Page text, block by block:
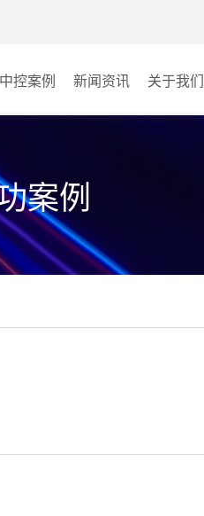
控
控系统
室系统
中控案例
云控教室
其它
新闻资讯 关于我们
案例